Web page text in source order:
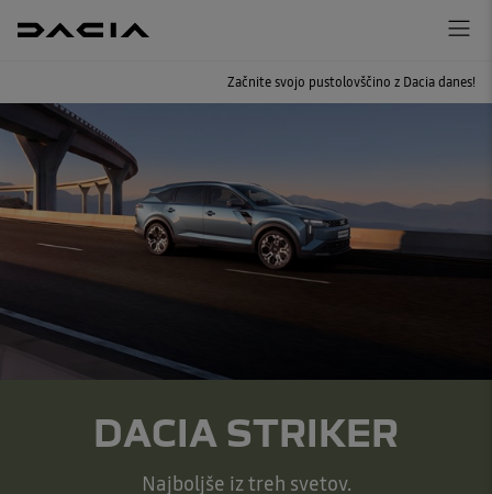
Začnite svojo pustolovščino z Dacia danes!
DACIA STRIKER
Najboljše iz treh svetov.